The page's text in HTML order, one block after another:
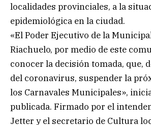
localidades provinciales, a la
epidemiológica en la ciudad.
«El Poder Ejecutivo de la
Riachuelo, por medio de este
conocer la decisión tomada, que,
del coronavirus, suspender la
los Carnavales Municipales»,
publicada. Firmado por el
Jetter y el secretario de Cultura